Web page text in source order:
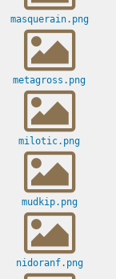
masquerain.png
metagross.png
milotic.png
mudkip.png
nidoranf.png